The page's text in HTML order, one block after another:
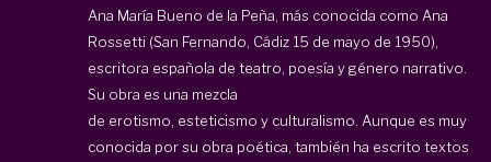
Ana María Bueno de la Peña, más conocida como Ana
Rossetti (San Fernando, Cádiz 15 de mayo de 1950),
escritora española de teatro, poesía y género narrativo.
Su obra es una mezcla
de erotismo, esteticismo y culturalismo. Aunque es muy
conocida por su obra poética, también ha escrito textos